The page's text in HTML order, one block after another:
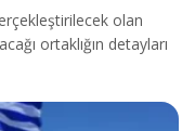
olan
ortaklığın detayları